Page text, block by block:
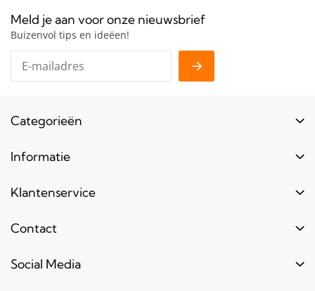
Meld je aan voor onze nieuwsbrief
Buizenvol tips en ideëen!
Categorieën
Buizen
Hout
Toebehoren
Reclameframes
Informatie
Login
Bestel informatie
Blogs & laatste nieuws
Klantenservice
Contact
Retourneren
Contact
info@bouwbuis.nl
Social Media